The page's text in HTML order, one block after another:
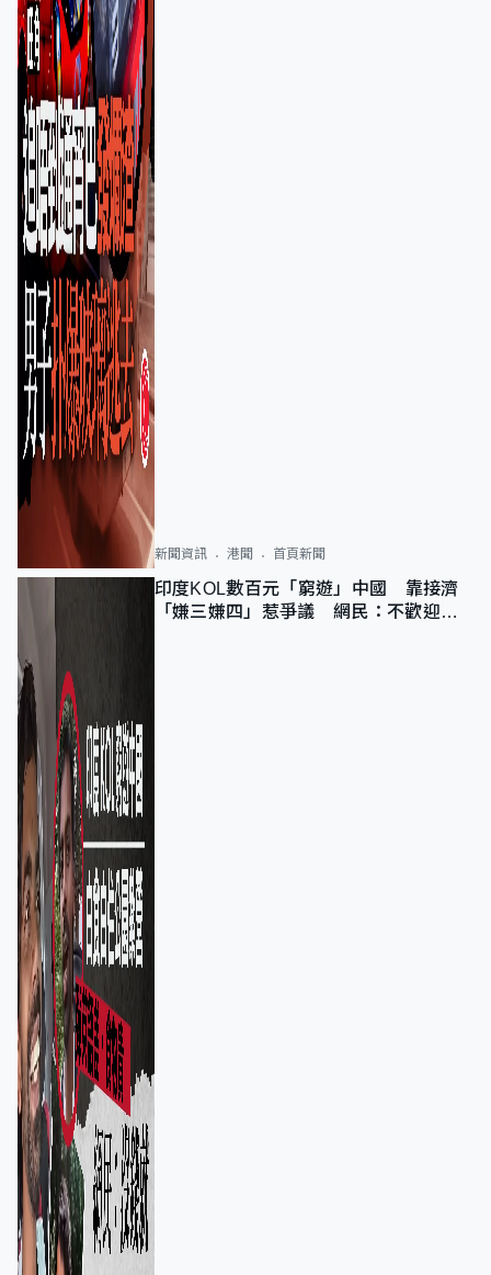
新聞資訊 港聞 首頁新聞
印度KOL數百元「窮遊」中國 靠接濟
「嫌三嫌四」惹爭議 網民：不歡迎劣